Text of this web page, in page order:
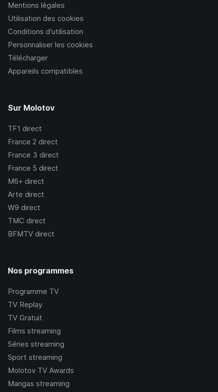
Mentions légales
Utilisation des cookies
Conditions d’utilisation
Personnaliser les cookies
Télécharger
Appareils compatibles
Sur Molotov
TF1 direct
France 2 direct
France 3 direct
France 5 direct
M6+ direct
Arte direct
W9 direct
TMC direct
BFMTV direct
Nos programmes
Programme TV
TV Replay
TV Gratuit
Films streaming
Séries streaming
Sport streaming
Molotov TV Awards
Mangas streaming